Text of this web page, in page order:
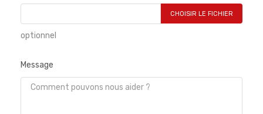
CHOISIR LE FICHIER
optionnel
Message